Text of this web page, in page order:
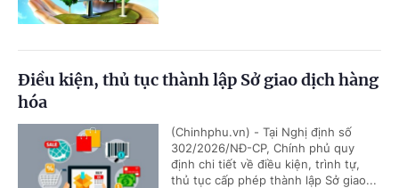
Điều kiện, thủ tục thành lập Sở giao dịch hàng
hóa
(Chinhphu.vn) - Tại Nghị định số
302/2026/NĐ-CP, Chính phủ quy
định chi tiết về điều kiện, trình tự,
thủ tục cấp phép thành lập Sở giao...